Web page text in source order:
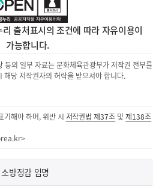
출처표시의 조건에 따라 자유이용이
가능합니다.
등의 일부 자료는 문화체육관광부가 저작권 전부를
해당 저작권자의 허락을 받으셔야 합니다.
기해야 하며, 위반 시 저작권법 제37조 및제138조
>
방정감 임명